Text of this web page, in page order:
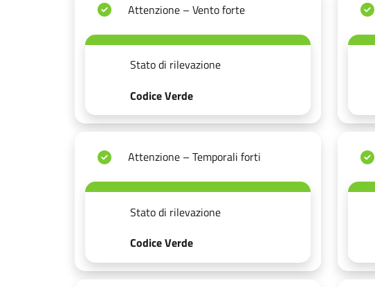
Attenzione – Vento forte
Stato di rilevazione
Codice Verde
Attenzione – Temporali forti
Stato di rilevazione
Codice Verde